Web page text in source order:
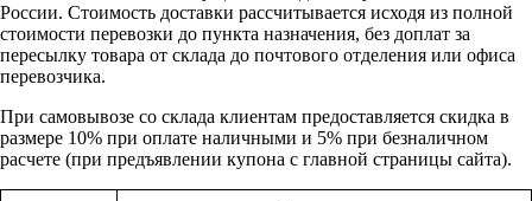
России. Стоимость доставки рассчитывается исходя из полной
стоимости перевозки до пункта назначения, без доплат за
пересылку товара от склада до почтового отделения или офиса
перевозчика.
При самовывозе со склада клиентам предоставляется скидка в
размере 10% при оплате наличными и 5% при безналичном
расчете (при предъявлении купона с главной страницы сайта).